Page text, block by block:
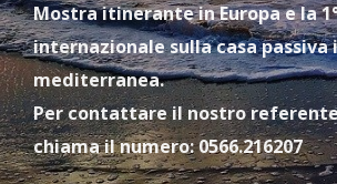
Mostra itinerante in Europa e la
internazionale sulla casa passiva
mediterranea.
Per contattare il nostro
chiama il numero: 0566.216207